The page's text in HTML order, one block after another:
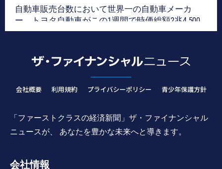
ュンダイのファミリールックであるシームレスホ
ライゾンランプとスポーティな雰囲気にデザイン
ズも既存の10.25インチからさらに大きくなり、
イが搭載されている。ギアのセレクターをステア
2024年型キア K5 ハイブリッド3種類のトリムが提
供される キアの 2024年型K5 ハイブリッドも、ヒュ
ーの3種類のトリムで提供しているが、最高仕様の
自動車販売台数において世界一の自動車メーカ
ー、トヨタ自動車がこの1週間で時価総額2兆4,500
億円を失ったことがわかった。 国土交通省によ
ータを使用していたことが明らかになり、株価が
急落した影響だ。 通信社「CNBC」は10日、トヨタ
の株価が先週5.4％以上急落し、時価総額2兆4,500億
円が消えたと報道した。 業界2位のマツダも試験デ
では、トヨタとマツダ以外にもホンダ、スズキ、
ヤマハなど他の自動車メーカーも認証を適用する
会社概要 利用規約 プライバシーポリシー 青少年保護方針
「ファーストクラスの経済新聞」ザ・ファイナンシャル
ニュースが、 あなたを豊かな未来へと導きます。
会社情報